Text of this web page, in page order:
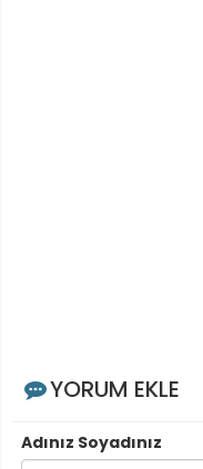
YORUM EKLE
Adınız Soyadınız